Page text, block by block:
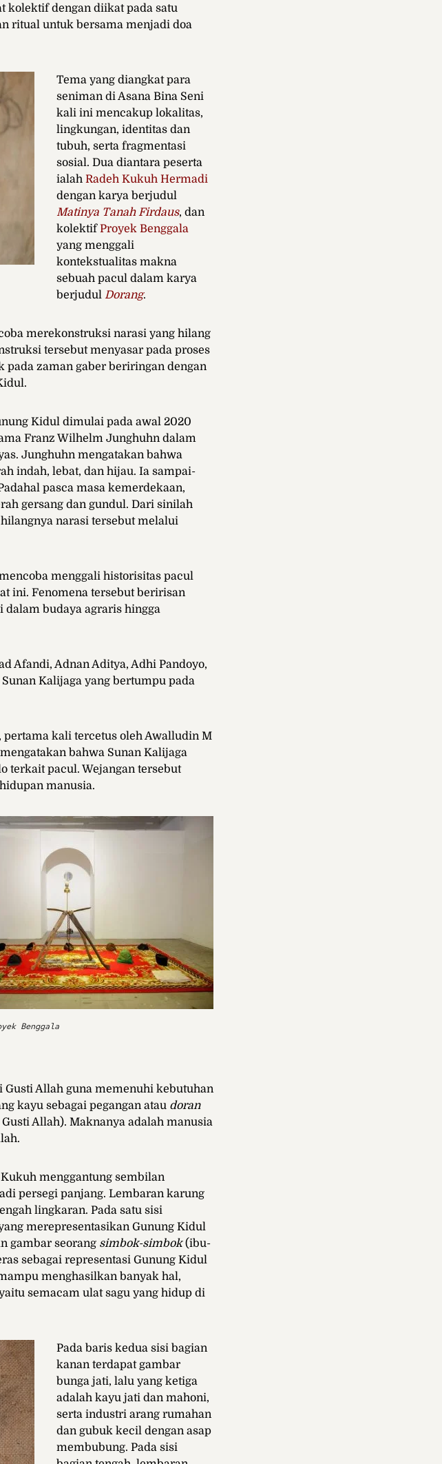
kolektif dengan diikat pada satu
ritual untuk bersama menjadi doa
Tema yang diangkat para
seniman di Asana Bina Seni
kali ini mencakup lokalitas,
lingkungan, identitas dan
tubuh, serta fragmentasi
sosial. Dua diantara peserta
ialah Radeh Kukuh Hermadi
dengan karya berjudul
Matinya Tanah Firdaus, dan
kolektifProyek Benggala
yang menggali
kontekstualitas makna
sebuah pacul dalam karya
berjudul Dorang.
merekonstruksi narasi yang hilang
tersebut menyasar pada proses
pada zaman gaber beriringan dengan
Kidul dimulai pada awal 2020
Franz Wilhelm Junghuhn dalam
Junghuhn mengatakan bahwa
indah, lebat, dan hijau. Ia sampai-
pasca masa kemerdekaan,
gersang dan gundul. Dari sinilah
narasi tersebut melalui
menggali historisitas pacul
ini. Fenomena tersebut beririsan
budaya agraris hingga
Afandi, Adnan Aditya, Adhi Pandoyo,
Kalijaga yang bertumpu pada
kali tercetus oleh Awalludin M
bahwa Sunan Kalijaga
terkait pacul. Wejangan tersebut
manusia.
Benggala
Allah guna memenuhi kebutuhan
kayu sebagai pegangan atau doran
Allah). Maknanya adalah manusia
menggantung sembilan
persegi panjang. Lembaran karung
lingkaran. Pada satu sisi
merepresentasikan Gunung Kidul
gambar seorang simbok-simbok(ibu-
sebagai representasi Gunung Kidul
menghasilkan banyak hal,
semacam ulat sagu yang hidup di
Pada baris kedua sisi bagian
kanan terdapat gambar
bunga jati, lalu yang ketiga
adalah kayu jati dan mahoni,
serta industri arang rumahan
dan gubuk kecil dengan asap
membubung. Pada sisi